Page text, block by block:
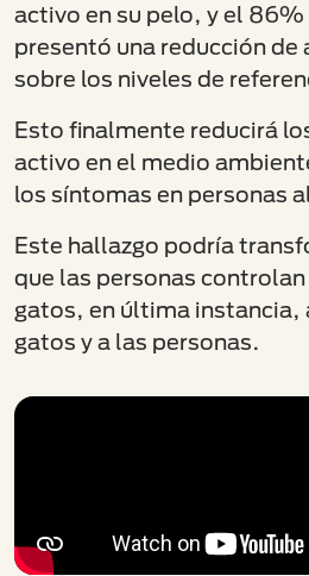
activo en su pelo, y el
presentó una reducción
sobre los niveles de
Esto finalmente reducirá
activo en el medio
los síntomas en personas
Este hallazgo podría
que las personas
gatos, en última instancia,
gatos y a las personas.